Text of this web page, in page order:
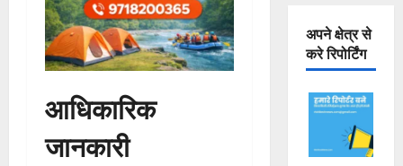
आधिकारिक
जानकारी
अपने क्षेत्र से
करे रिपोर्टिंग